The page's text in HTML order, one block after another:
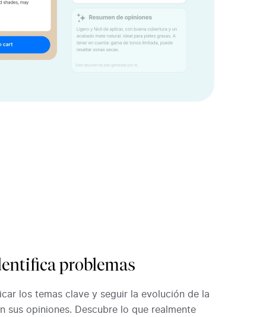
problemas
los temas clave y seguir la evolución de la
sus opiniones. Descubre lo que realmente